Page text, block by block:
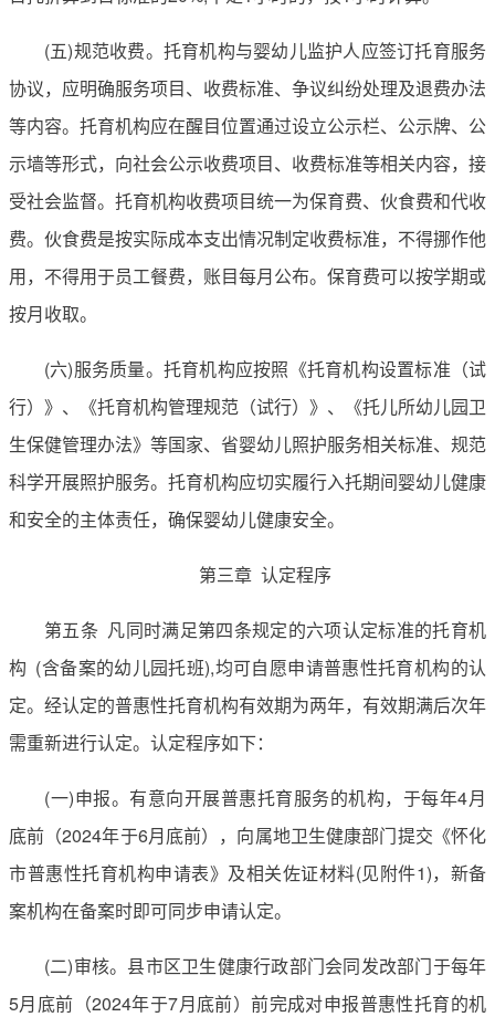
(五)规范收费。托育机构与婴幼儿监护人应签订托育服务
协议，应明确服务项目、收费标准、争议纠纷处理及退费办法
等内容。托育机构应在醒目位置通过设立公示栏、公示牌、公
示墙等形式，向社会公示收费项目、收费标准等相关内容，接
受社会监督。托育机构收费项目统一为保育费、伙食费和代收
费。伙食费是按实际成本支出情况制定收费标准，不得挪作他
用，不得用于员工餐费，账目每月公布。保育费可以按学期或
按月收取。
(六)服务质量。托育机构应按照《托育机构设置标准（试
行）》、《托育机构管理规范（试行）》、《托儿所幼儿园卫
生保健管理办法》等国家、省婴幼儿照护服务相关标准、规范
科学开展照护服务。托育机构应切实履行入托期间婴幼儿健康
和安全的主体责任，确保婴幼儿健康安全。
第三章 认定程序
第五条 凡同时满足第四条规定的六项认定标准的托育机
构 (含备案的幼儿园托班),均可自愿申请普惠性托育机构的认
定。经认定的普惠性托育机构有效期为两年，有效期满后次年
需重新进行认定。认定程序如下：
(一)申报。有意向开展普惠托育服务的机构，于每年4月
底前（2024年于6月底前），向属地卫生健康部门提交《怀化
市普惠性托育机构申请表》及相关佐证材料(见附件1)，新备
案机构在备案时即可同步申请认定。
(二)审核。县市区卫生健康行政部门会同发改部门于每年
5月底前（2024年于7月底前）前完成对申报普惠性托育的机